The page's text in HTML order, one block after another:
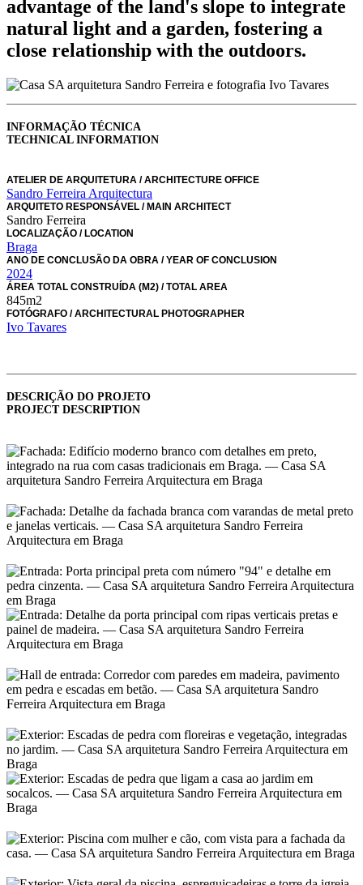
advantage of the land's slope to integrate
natural light and a garden, fostering a
close relationship with the outdoors.
INFORMAÇÃO TÉCNICA
TECHNICAL INFORMATION
ATELIER DE ARQUITETURA / ARCHITECTURE OFFICE
Sandro Ferreira Arquitectura
ARQUITETO RESPONSÁVEL / MAIN ARCHITECT
Sandro Ferreira
LOCALIZAÇÃO / LOCATION
Braga
ANO DE CONCLUSÃO DA OBRA / YEAR OF CONCLUSION
2024
ÁREA TOTAL CONSTRUÍDA (M2) / TOTAL AREA
845m2
FOTÓGRAFO / ARCHITECTURAL PHOTOGRAPHER
Ivo Tavares
DESCRIÇÃO DO PROJETO
PROJECT DESCRIPTION